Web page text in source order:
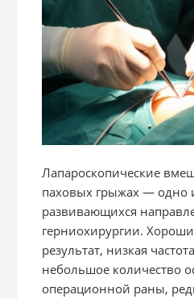
Лапароскопические
паховых грыжах — одно
развивающихся
герниохирургии.
результат, низкая
небольшое количество
операционной раны,